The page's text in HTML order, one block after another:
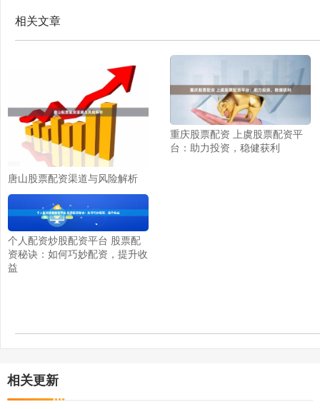
相关文章
唐山股票配资渠道与风险解析
重庆股票配资 上虞股票配资平
台：助力投资，稳健获利
个人配资炒股配资平台 股票配
资秘诀：如何巧妙配资，提升收
益
相关更新